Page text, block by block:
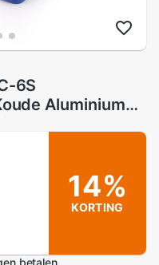
6S
Aluminium
In Fttx Ftth FC-
14%
KORTING
betalen.